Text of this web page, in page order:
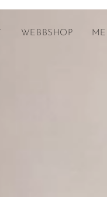
WEBBSHOP